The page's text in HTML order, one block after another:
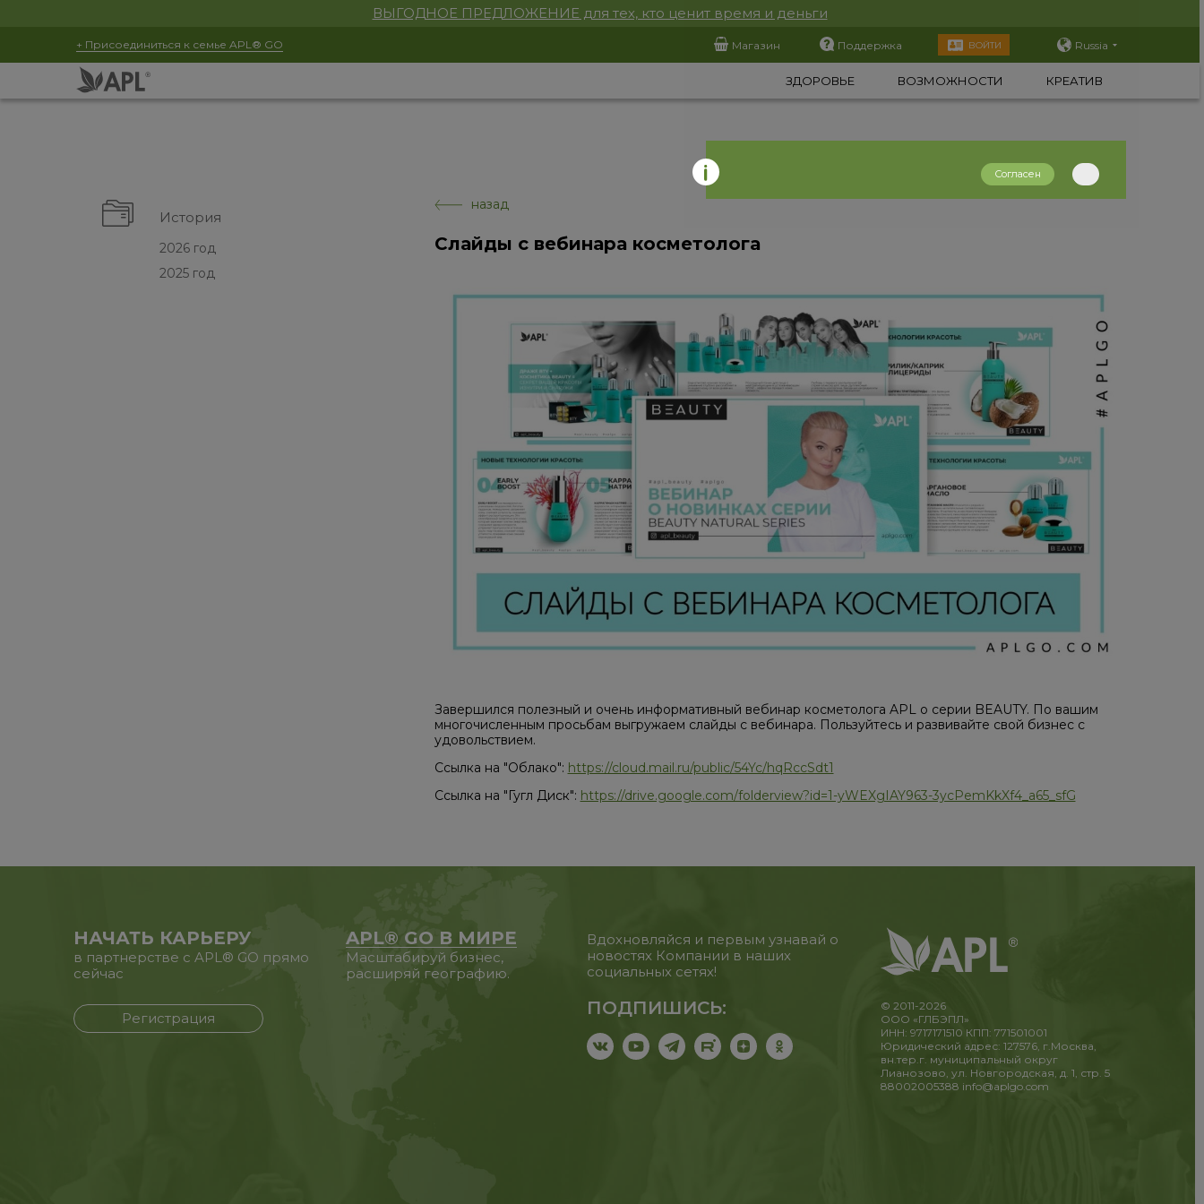
ВЫГОДНОЕ ПРЕДЛОЖЕНИЕ для тех, кто ценит время и деньги
+ Присоединиться к семье APL® GO Магазин Поддержка ВОЙТИ Russia
ЗДОРОВЬЕ ВОЗМОЖНОСТИ КРЕАТИВ
История
2026 год
2025 год
назад
Слайды с вебинара косметолога
Завершился полезный и очень информативный вебинар косметолога APL о серии BEAUTY. По вашим
многочисленным просьбам выгружаем слайды с вебинара. Пользуйтесь и развивайте свой бизнес с
удовольствием.
Ссылка на "Облако": https://cloud.mail.ru/public/54Yc/hqRccSdt1
Ссылка на "Гугл Диск": https://drive.google.com/folderview?id=1-yWEXgIAY963-3ycPemKkXf4_a65_sfG
НАЧАТЬ КАРЬЕРУ
в партнерстве с APL® GO прямо
сейчас
Регистрация
APL® GO В МИРЕ
Масштабируй бизнес,
расширяй географию.
Вдохновляйся и первым узнавай о
новостях Компании в наших
социальных сетях!
ПОДПИШИСЬ:
© 2011-2026
ООО «ГЛБЭПЛ»
ИНН: 9717171510 КПП: 771501001
Юридический адрес: 127576, г.Москва,
вн.тер.г. муниципальный округ
Лианозово, ул. Новгородская, д. 1, стр. 5
88002005388 info@aplgo.com
Согласен